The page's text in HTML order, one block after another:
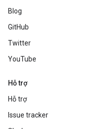
Blog
GitHub
Twitter
YouTube
Hỗ trợ
Hỗ trợ
Issue tracker